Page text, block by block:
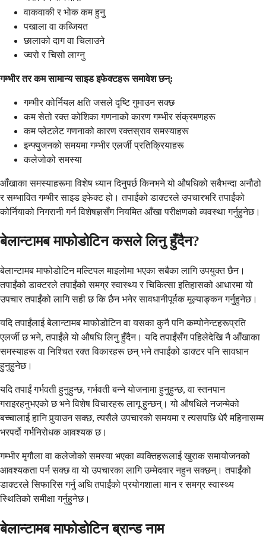
वाकवाकी र भोक कम हुनु
पखाला वा कब्जियत
छालाको दाग वा चिलाउने
ज्वरो र चिसो लाग्नु
गम्भीर तर कम सामान्य साइड इफेक्टहरू समावेश छन्:
गम्भीर कोर्नियल क्षति जसले दृष्टि गुमाउन सक्छ
कम सेतो रक्त कोशिका गणनाको कारण गम्भीर संक्रमणहरू
कम प्लेटलेट गणनाको कारण रक्तस्राव समस्याहरू
इन्फ्युजनको समयमा गम्भीर एलर्जी प्रतिक्रियाहरू
कलेजोको समस्या
आँखाका समस्याहरूमा विशेष ध्यान दिनुपर्छ किनभने यो औषधिको सबैभन्दा अनौठो
र सम्भावित गम्भीर साइड इफेक्ट हो। तपाईंको डाक्टरले उपचारभरि तपाईंको
कोर्नियाको निगरानी गर्न विशेषज्ञसँग नियमित आँखा परीक्षणको व्यवस्था गर्नुहुनेछ।
बेलान्टामब माफोडोटिन कसले लिनु हुँदैन?
बेलान्टामब माफोडोटिन मल्टिपल माइलोमा भएका सबैका लागि उपयुक्त छैन।
तपाईंको डाक्टरले तपाईंको समग्र स्वास्थ्य र चिकित्सा इतिहासको आधारमा यो
उपचार तपाईंको लागि सही छ कि छैन भनेर सावधानीपूर्वक मूल्याङ्कन गर्नुहुनेछ।
यदि तपाईंलाई बेलान्टामब माफोडोटिन वा यसका कुनै पनि कम्पोनेन्टहरूप्रति
एलर्जी छ भने, तपाईंले यो औषधि लिनु हुँदैन। यदि तपाईंसँग पहिलेदेखि नै आँखाका
समस्याहरू वा निश्चित रक्त विकारहरू छन् भने तपाईंको डाक्टर पनि सावधान
हुनुहुनेछ।
यदि तपाईं गर्भवती हुनुहुन्छ, गर्भवती बन्ने योजनामा हुनुहुन्छ, वा स्तनपान
गराइरहनुभएको छ भने विशेष विचारहरू लागू हुन्छन्। यो औषधिले नजन्मेको
बच्चालाई हानि पुर्‍याउन सक्छ, त्यसैले उपचारको समयमा र त्यसपछि धेरै महिनासम्म
भरपर्दो गर्भनिरोधक आवश्यक छ।
गम्भीर मृगौला वा कलेजोको समस्या भएका व्यक्तिहरूलाई खुराक समायोजनको
आवश्यकता पर्न सक्छ वा यो उपचारका लागि उम्मेदवार नहुन सक्छन्। तपाईंको
डाक्टरले सिफारिस गर्नु अघि तपाईंको प्रयोगशाला मान र समग्र स्वास्थ्य
स्थितिको समीक्षा गर्नुहुनेछ।
बेलान्टामब माफोडोटिन ब्रान्ड नाम